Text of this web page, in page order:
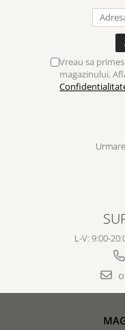
Vreau sa
magazinului.
L-V: 9:00-